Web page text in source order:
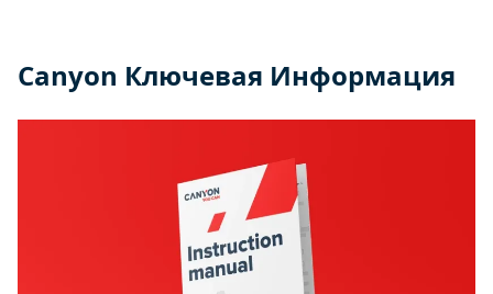
Canyon Ключевая Информация